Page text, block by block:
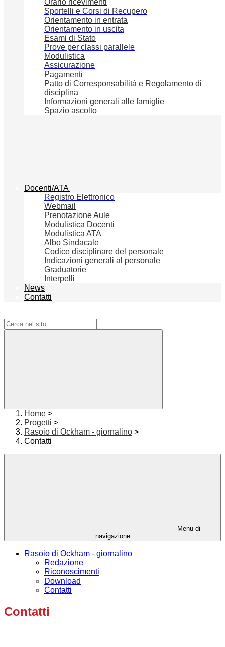
Orario ricevimenti
Sportelli e Corsi di Recupero
Orientamento in entrata
Orientamento in uscita
Esami di Stato
Prove per classi parallele
Modulistica
Assicurazione
Pagamenti
Patto di Corresponsabilità e Regolamento di
disciplina
Informazioni generali alle famiglie
Spazio ascolto
Docenti/ATA
Registro Elettronico
Webmail
Prenotazione Aule
Modulistica Docenti
Modulistica ATA
Albo Sindacale
Codice disciplinare del personale
Indicazioni generali al personale
Graduatorie
Interpelli
News
Contatti
Home >
Progetti >
Rasoio di Ockham - giornalino >
Contatti
Menu di
navigazione
Rasoio di Ockham - giornalino
Redazione
Riconoscimenti
Download
Contatti
Contatti